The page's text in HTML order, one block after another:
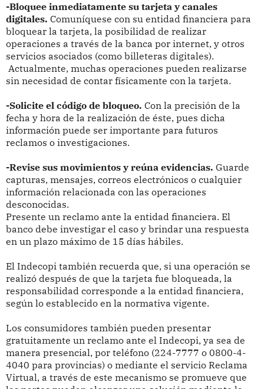
-Bloquee inmediatamente su tarjeta y canales
digitales. Comuníquese con su entidad financiera para
bloquear la tarjeta, la posibilidad de realizar
operaciones a través de la banca por internet, y otros
servicios asociados (como billeteras digitales).
Actualmente, muchas operaciones pueden realizarse
sin necesidad de contar físicamente con la tarjeta.
-Solicite el código de bloqueo. Con la precisión de la
fecha y hora de la realización de éste, pues dicha
información puede ser importante para futuros
reclamos o investigaciones.
-Revise sus movimientos y reúna evidencias. Guarde
capturas, mensajes, correos electrónicos o cualquier
información relacionada con las operaciones
desconocidas.
Presente un reclamo ante la entidad financiera. El
banco debe investigar el caso y brindar una respuesta
en un plazo máximo de 15 días hábiles.
El Indecopi también recuerda que, si una operación se
realizó después de que la tarjeta fue bloqueada, la
responsabilidad corresponde a la entidad financiera,
según lo establecido en la normativa vigente.
Los consumidores también pueden presentar
gratuitamente un reclamo ante el Indecopi, ya sea de
manera presencial, por teléfono (224-7777 o 0800-4-
4040 para provincias) o mediante el servicio Reclama
Virtual, a través de este mecanismo se promueve que